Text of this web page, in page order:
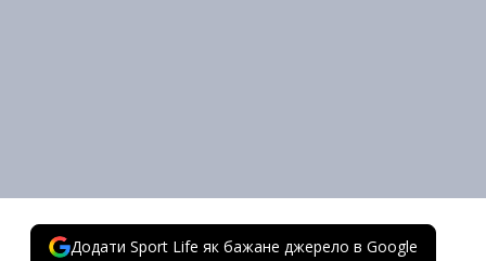
Додати Sport Life як бажане джерело в Google